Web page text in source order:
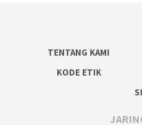
TENTANG KAMI
KODE ETIK